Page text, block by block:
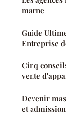
marne
Guide
Entreprise
Cinq
vente
Devenir
et